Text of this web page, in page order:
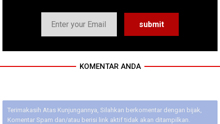
KOMENTAR ANDA
Terimakasih Atas Kunjungannya, Silahkan berkomentar dengan bijak,
Komentar Spam dan/atau berisi link aktif tidak akan ditampilkan.